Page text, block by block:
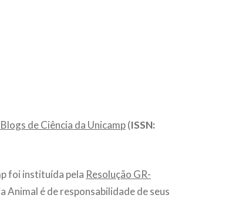
de Ciência da Unicamp(ISSN:
foi instituída pela Resolução GR-
Animal é de responsabilidade de seus